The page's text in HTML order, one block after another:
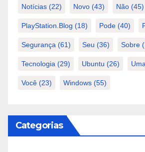
Notícias (22) Novo (43) Não (45)
PlayStation.Blog (18) Pode (40)
Segurança (61) Seu (36) Sobre
Tecnologia (29) Ubuntu (26)
Você (23) Windows (55)
Categorias